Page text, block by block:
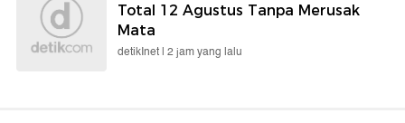
Total 12 Agustus Tanpa Merusak
Mata
detikInet | 2 jam yang lalu